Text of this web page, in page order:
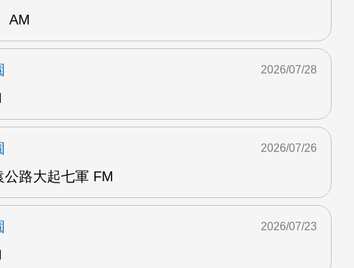
AM
2026/07/28
公路大起七軍 FM
2026/07/26
2026/07/23